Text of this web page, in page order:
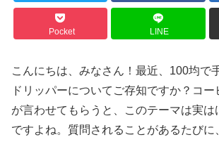
Pocket LINE
こんにちは、みなさん！最近、100均で
ドリッパーについてご存知ですか？コ
が言わせてもらうと、このテーマは実は
ですよね。質問されることがあるたびに